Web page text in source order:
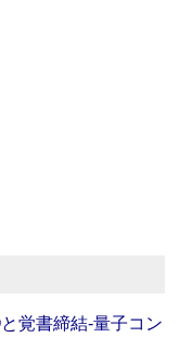
覚書締結‐量子コン